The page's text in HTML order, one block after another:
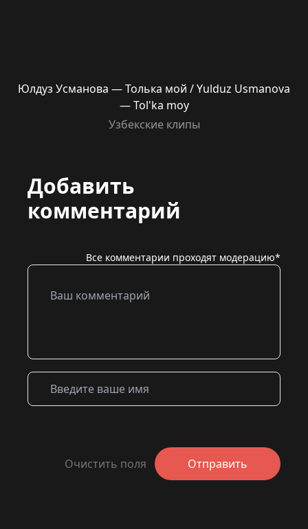
Юлдуз Усманова — Толька мой / Yulduz Usmanova
— Tol'ka moy
Узбекские клипы
Добавить
комментарий
Все комментарии проходят модерацию*
Очистить поля Отправить